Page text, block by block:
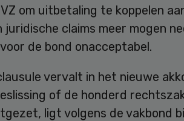
om uitbetaling te koppelen
juridische claims meer mogen
de bond onacceptabel.
vervalt in het nieuwe
of de honderd
ligt volgens de vakbond